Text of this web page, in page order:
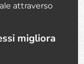
attraverso
migliora